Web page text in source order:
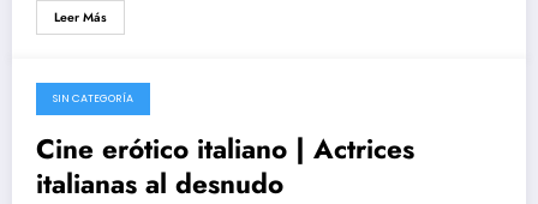
Leer Más
24/04/2017
SIN CATEGORÍA
Cine erótico italiano | Actrices
italianas al desnudo